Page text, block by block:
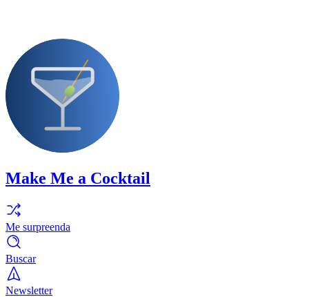
Make Me a Cocktail
Me surpreenda
Buscar
Newsletter